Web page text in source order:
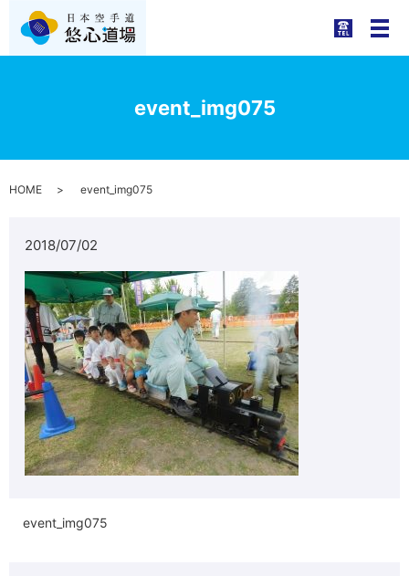
メ
event_img075
HOME event_img075
2018/07/02
event_img075